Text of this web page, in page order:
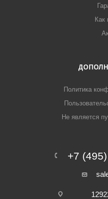
Как
Политика
Не является
+7